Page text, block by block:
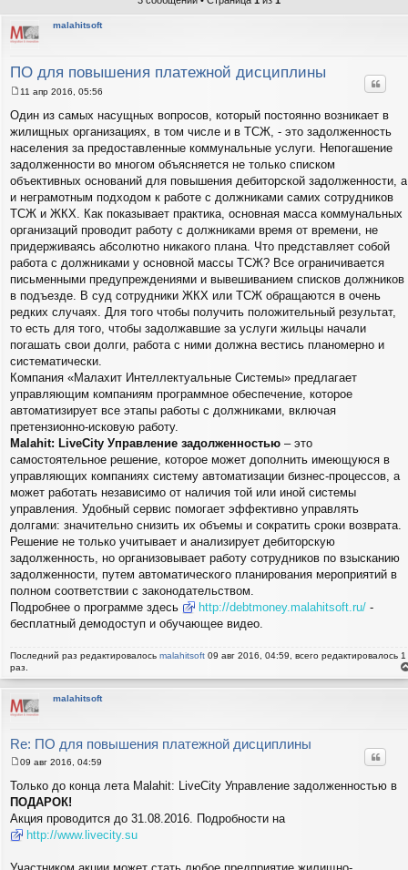
malahitsoft
ПО для повышения платежной дисциплины
о
б
е
н
и
е
11 апр 2016, 05:56
Один из самых насущных вопросов, который постоянно возникает в
жилищных организациях, в том числе и в ТСЖ, - это задолженность
населения за предоставленные коммунальные услуги. Непогашение
задолженности во многом объясняется не только списком
объективных оснований для повышения дебиторской задолженности, а
и неграмотным подходом к работе с должниками самих сотрудников
ТСЖ и ЖКХ. Как показывает практика, основная масса коммунальных
организаций проводит работу с должниками время от времени, не
придерживаясь абсолютно никакого плана. Что представляет собой
работа с должниками у основной массы ТСЖ? Все ограничивается
письменными предупреждениями и вывешиванием списков должников
в подъезде. В суд сотрудники ЖКХ или ТСЖ обращаются в очень
редких случаях. Для того чтобы получить положительный результат,
то есть для того, чтобы задолжавшие за услуги жильцы начали
погашать свои долги, работа с ними должна вестись планомерно и
систематически.
Компания «Малахит Интеллектуальные Системы» предлагает
управляющим компаниям программное обеспечение, которое
автоматизирует все этапы работы с должниками, включая
претензионно-исковую работу.
Malahit: LiveCity Управление задолженностью – это
самостоятельное решение, которое может дополнить имеющуюся в
управляющих компаниях систему автоматизации бизнес-процессов, а
может работать независимо от наличия той или иной системы
управления. Удобный сервис помогает эффективно управлять
долгами: значительно снизить их объемы и сократить сроки возврата.
Решение не только учитывает и анализирует дебиторскую
задолженность, но организовывает работу сотрудников по взысканию
задолженности, путем автоматического планирования мероприятий в
полном соответствии с законодательством.
Подробнее о программе здесь
http://debtmoney.malahitsoft.ru/ -
бесплатный демодоступ и обучающее видео.
Последний раз редактировалось malahitsoft 09 авг 2016, 04:59, всего редактировалось 1
раз.
malahitsoft
Re: ПО для повышения платежной дисциплины
о
б
е
н
09 авг 2016, 04:59
Только до конца лета Malahit: LiveCity Управление задолженностью в
ПОДАРОК!
Акция проводится до 31.08.2016. Подробности на
http://www.livecity.su